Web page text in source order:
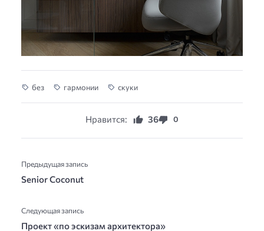
без гармонии скуки
Нравится: 36 0
Предыдущая запись
Senior Coconut
Следующая запись
Проект «по эскизам архитектора»